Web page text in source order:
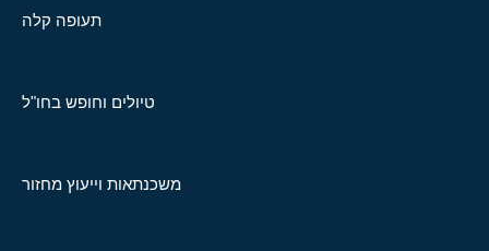
תעופה קלה
טיולים וחופש בחו"ל
משכנתאות וייעוץ מחזור